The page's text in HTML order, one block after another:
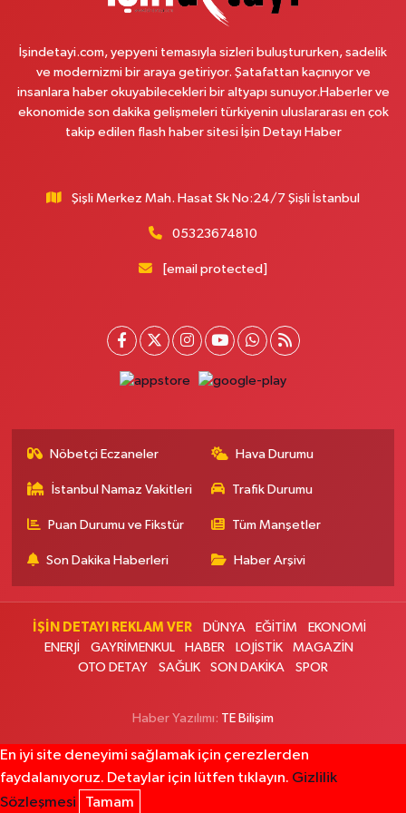
Bayındırlık konutları(deprem konutları) girişinde
0 (212) 741 56 20 Yol Tarifi Al
Eylül Eczanesi
Nokta Eczanesi
Karlıktepe Mahallesi İnönü Caddesi 57A Esentepe Taksi Durağı'ndan D-
Nilgün Eczanesi
Karşı Köşesinde
0 (212) 351 05 05 Yol Tarifi Al
Çanakkale Eczanesi
ayşen lokantası yanı
0 (216) 661 11 21 Yol Tarifi Al
0 (212) 270 01 43 Yol Tarifi Al
Doğan Eczanesi
İşindetayi.com, yepyeni temasıyla sizleri buluştururken, sadelik
ve modernizmi bir araya getiriyor. Şatafattan kaçınıyor ve
insanlara haber okuyabilecekleri bir altyapı sunuyor.Haberler ve
ekonomide son dakika gelişmeleri türkiyenin uluslararası en çok
takip edilen flash haber sitesi İşin Detayı Haber
Şişli Merkez Mah. Hasat Sk No:24/7 Şişli İstanbul
05323674810
[email protected]
Nöbetçi Eczaneler Hava Durumu
İstanbul Namaz Vakitleri Trafik Durumu
Puan Durumu ve Fikstür Tüm Manşetler
Son Dakika Haberleri Haber Arşivi
İŞİN DETAYI REKLAM VER DÜNYA EĞİTİM
EKONOMİ
ENERJİ
GAYRİMENKUL HABER LOJİSTİK
MAGAZİN
OTO DETAY
SAĞLIK SON DAKİKA SPOR
Haber Yazılımı: TE Bilişim
En iyi site deneyimi sağlamak için çerezlerden
faydalanıyoruz. Detaylar için lütfen tıklayın. Gizlilik
Sözleşmesi
Tamam